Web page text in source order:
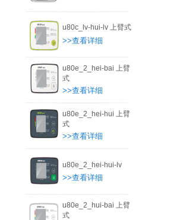
u80c_lv-hui-lv 上臂式
>>查看详细
u80e_2_hei-bai 上臂
式
>>查看详细
u80e_2_hei-hui 上臂
式
>>查看详细
u80e_2_hei-hui-lv
>>查看详细
u80e_2_hui-bai 上臂
式